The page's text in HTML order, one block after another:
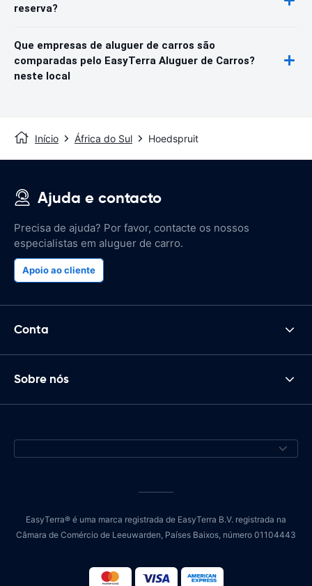
reserva?
Que empresas de aluguer de carros são
comparadas pelo EasyTerra Aluguer de Carros?
neste local
Início África do Sul Hoedspruit
Ajuda e contacto
Precisa de ajuda? Por favor, contacte os nossos
especialistas em aluguer de carro.
Apoio ao cliente
Conta
Sobre nós
EasyTerra® é uma marca registrada de EasyTerra B.V. registrada na
Câmara de Comércio de Leeuwarden, Países Baixos, número 01104443